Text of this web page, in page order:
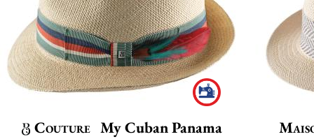
Couture My Cuban Panama